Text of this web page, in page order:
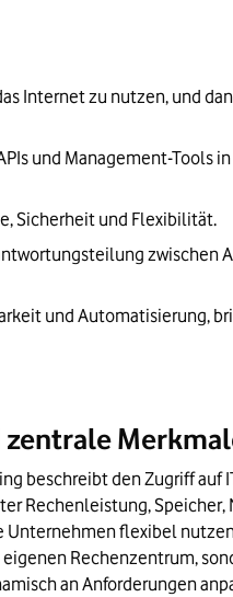
Internet zu nutzen, und
und Management-Tools
Sicherheit und Flexibilität.
und Automatisierung,
beschreibt den Zugriff auf
Rechenleistung,
flexibel
Rechenzentrum,
an Anforderungen